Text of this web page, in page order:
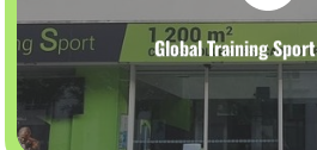
Global Training